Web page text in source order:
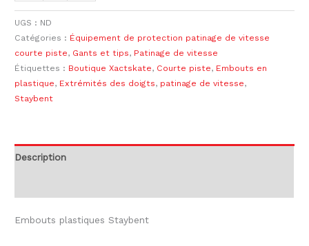
UGS : ND
Catégories : Équipement de protection patinage de vitesse
courte piste, Gants et tips, Patinage de vitesse
Étiquettes : Boutique Xactskate, Courte piste, Embouts en
plastique, Extrémités des doigts, patinage de vitesse,
Staybent
Description
Embouts plastiques Staybent